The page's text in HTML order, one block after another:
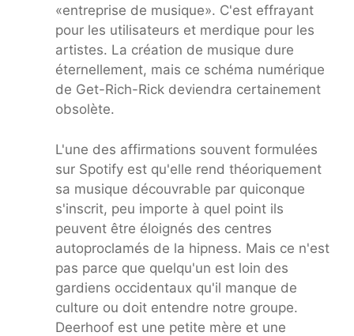
«entreprise de musique». C'est effrayant
pour les utilisateurs et merdique pour les
artistes. La création de musique dure
éternellement, mais ce schéma numérique
de Get-Rich-Rick deviendra certainement
obsolète.
L'une des affirmations souvent formulées
sur Spotify est qu'elle rend théoriquement
sa musique découvrable par quiconque
s'inscrit, peu importe à quel point ils
peuvent être éloignés des centres
autoproclamés de la hipness. Mais ce n'est
pas parce que quelqu'un est loin des
gardiens occidentaux qu'il manque de
culture ou doit entendre notre groupe.
Deerhoof est une petite mère et une